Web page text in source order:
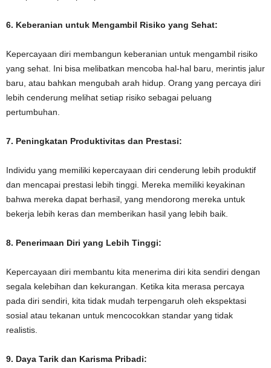
6. Keberanian untuk Mengambil Risiko yang Sehat:
Kepercayaan diri membangun keberanian untuk mengambil risiko
yang sehat. Ini bisa melibatkan mencoba hal-hal baru, merintis jalur
baru, atau bahkan mengubah arah hidup. Orang yang percaya diri
lebih cenderung melihat setiap risiko sebagai peluang
pertumbuhan.
7. Peningkatan Produktivitas dan Prestasi:
Individu yang memiliki kepercayaan diri cenderung lebih produktif
dan mencapai prestasi lebih tinggi. Mereka memiliki keyakinan
bahwa mereka dapat berhasil, yang mendorong mereka untuk
bekerja lebih keras dan memberikan hasil yang lebih baik.
8. Penerimaan Diri yang Lebih Tinggi:
Kepercayaan diri membantu kita menerima diri kita sendiri dengan
segala kelebihan dan kekurangan. Ketika kita merasa percaya
pada diri sendiri, kita tidak mudah terpengaruh oleh ekspektasi
sosial atau tekanan untuk mencocokkan standar yang tidak
realistis.
9. Daya Tarik dan Karisma Pribadi: